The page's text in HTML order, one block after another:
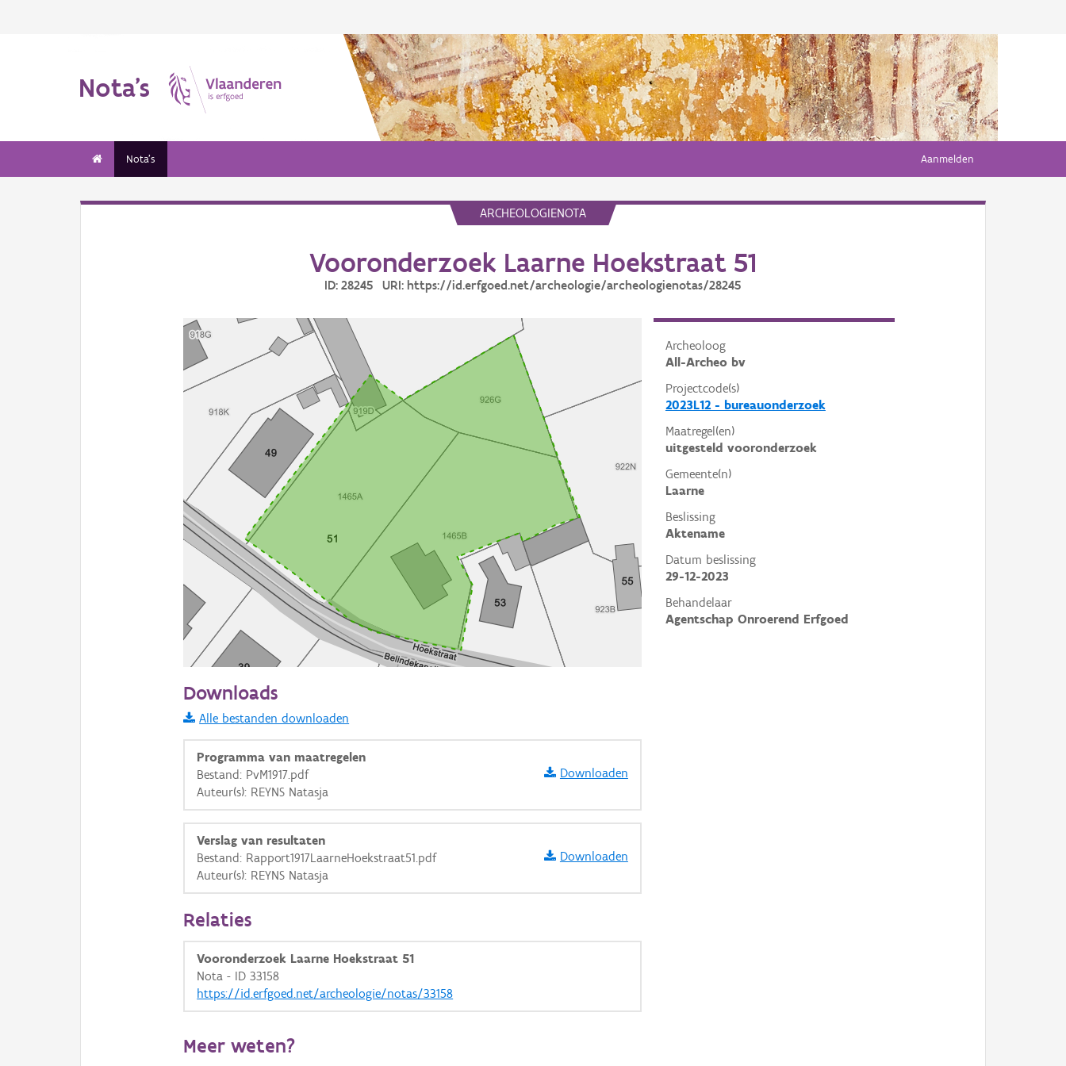
Nota's
Nota's Aanmelden
ARCHEOLOGIENOTA
Vooronderzoek Laarne Hoekstraat 51
ID: 28245 URI: https://id.erfgoed.net/archeologie/archeologienotas/28245
Archeoloog
All-Archeo bv
Projectcode(s)
2023L12 - bureauonderzoek
Maatregel(en)
uitgesteld vooronderzoek
Gemeente(n)
Laarne
Beslissing
Aktename
Datum beslissing
29-12-2023
Behandelaar
Agentschap Onroerend Erfgoed
Informatie Vlaanderen
i
+ −
Basis Lagen
Ortho
GRB-Basiskaart
Downloads
Alle bestanden downloaden
Programma van maatregelen
Bestand: PvM1917.pdf
Auteur(s): REYNS Natasja
Downloaden
Verslag van resultaten
Bestand: Rapport1917LaarneHoekstraat51.pdf
Auteur(s): REYNS Natasja
Downloaden
Relaties
Vooronderzoek Laarne Hoekstraat 51
Nota - ID 33158
https://id.erfgoed.net/archeologie/notas/33158
Meer weten?